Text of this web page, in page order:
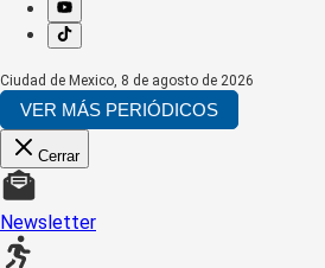
Ciudad de Mexico, 8 de agosto de 2026
VER MÁS PERIÓDICOS
Cerrar
Newsletter